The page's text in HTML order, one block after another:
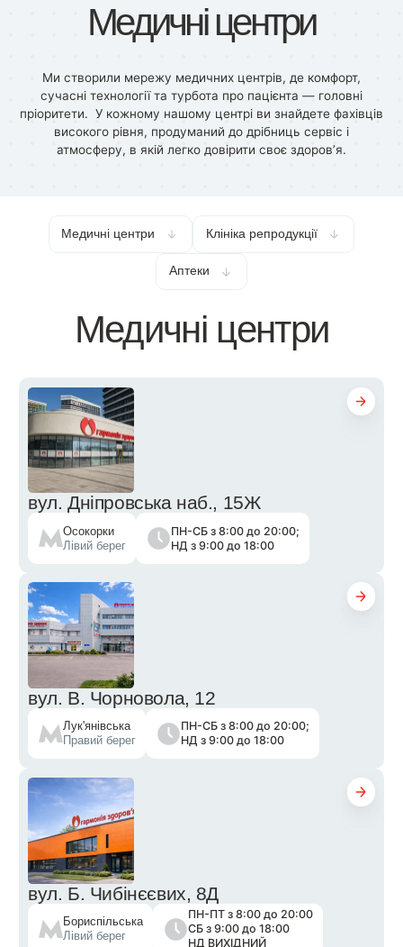
Медичні центри
Ми створили мережу медичних центрів, де комфорт,
сучасні технології та турбота про пацієнта — головні
пріоритети. У кожному нашому центрі ви знайдете фахівців
високого рівня, продуманий до дрібниць сервіс і
атмосферу, в якій легко довірити своє здоров’я.
Медичні центри Клініка репродукції
Аптеки
Медичні центри
вул. Дніпровська наб., 15Ж
Осокорки
Лівий берег
ПН-СБ з 8:00 до 20:00;
НД з 9:00 до 18:00
вул. В. Чорновола, 12
Лук'янівська
Правий берег
ПН-СБ з 8:00 до 20:00;
НД з 9:00 до 18:00
вул. Б. Чибінєєвих, 8Д
Бориспільська
Лівий берег
ПН-ПТ з 8:00 до 20:00
СБ з 9:00 до 18:00
НД ВИХІДНИЙ